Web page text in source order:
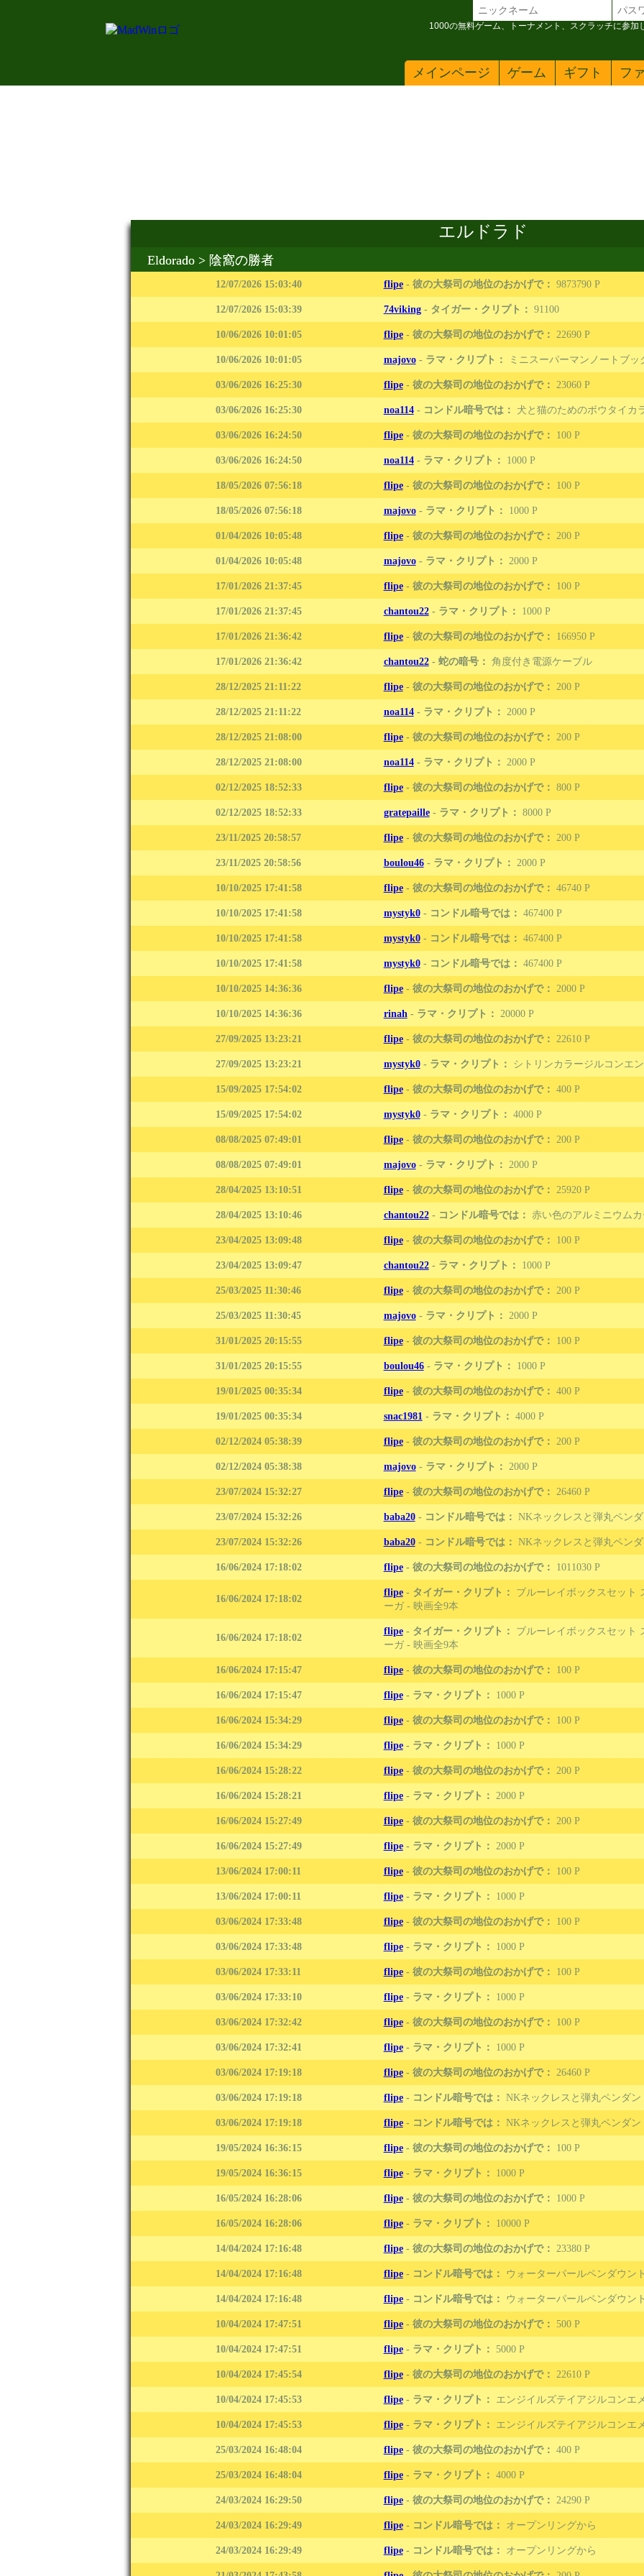
メインページ ゲーム ギフト フ
1000の無料ゲーム、トーナメント、スクラッチに参加
エルドラド
Eldorado > 陰窩の勝者
12/07/2026 15:03:40 flipe- 彼の大祭司の地位のおかげで： 9873790
12/07/2026 15:03:39 74viking- タイガー・クリプト： 91100
10/06/2026 10:01:05 flipe- 彼の大祭司の地位のおかげで： 22690
10/06/2026 10:01:05 majovo- ラマ・クリプト： ミニスーパーマンノートブッ
03/06/2026 16:25:30 flipe- 彼の大祭司の地位のおかげで： 23060
03/06/2026 16:25:30 noa114- コンドル暗号では： 犬と猫のためのボウタイカ
03/06/2026 16:24:50 flipe- 彼の大祭司の地位のおかげで： 100
03/06/2026 16:24:50 noa114- ラマ・クリプト： 1000
18/05/2026 07:56:18 flipe- 彼の大祭司の地位のおかげで： 100
18/05/2026 07:56:18 majovo- ラマ・クリプト： 1000
01/04/2026 10:05:48 flipe- 彼の大祭司の地位のおかげで： 200
01/04/2026 10:05:48 majovo- ラマ・クリプト： 2000
17/01/2026 21:37:45 flipe- 彼の大祭司の地位のおかげで： 100
17/01/2026 21:37:45 chantou22- ラマ・クリプト： 1000
17/01/2026 21:36:42 flipe- 彼の大祭司の地位のおかげで： 166950
17/01/2026 21:36:42 chantou22- 蛇の暗号： 角度付き電源ケーブル
28/12/2025 21:11:22 flipe- 彼の大祭司の地位のおかげで： 200
28/12/2025 21:11:22 noa114- ラマ・クリプト： 2000
28/12/2025 21:08:00 flipe- 彼の大祭司の地位のおかげで： 200
28/12/2025 21:08:00 noa114- ラマ・クリプト： 2000
02/12/2025 18:52:33 flipe- 彼の大祭司の地位のおかげで： 800
02/12/2025 18:52:33 gratepaille- ラマ・クリプト： 8000
23/11/2025 20:58:57 flipe- 彼の大祭司の地位のおかげで： 200
23/11/2025 20:58:56 boulou46- ラマ・クリプト： 2000
10/10/2025 17:41:58 flipe- 彼の大祭司の地位のおかげで： 46740
10/10/2025 17:41:58 mystyk0- コンドル暗号では： 467400
10/10/2025 17:41:58 mystyk0- コンドル暗号では： 467400
10/10/2025 17:41:58 mystyk0- コンドル暗号では： 467400
10/10/2025 14:36:36 flipe- 彼の大祭司の地位のおかげで： 2000
10/10/2025 14:36:36 rinah - ラマ・クリプト： 20000
27/09/2025 13:23:21 flipe- 彼の大祭司の地位のおかげで： 22610
27/09/2025 13:23:21 mystyk0- ラマ・クリプト： シトリンカラージルコンエ
15/09/2025 17:54:02 flipe- 彼の大祭司の地位のおかげで： 400
15/09/2025 17:54:02 mystyk0- ラマ・クリプト： 4000
08/08/2025 07:49:01 flipe- 彼の大祭司の地位のおかげで： 200
08/08/2025 07:49:01 majovo- ラマ・クリプト： 2000
28/04/2025 13:10:51 flipe- 彼の大祭司の地位のおかげで： 25920
28/04/2025 13:10:46 chantou22- コンドル暗号では： 赤い色のアルミニウム
23/04/2025 13:09:48 flipe- 彼の大祭司の地位のおかげで： 100
23/04/2025 13:09:47 chantou22- ラマ・クリプト： 1000
25/03/2025 11:30:46 flipe- 彼の大祭司の地位のおかげで： 200
25/03/2025 11:30:45 majovo- ラマ・クリプト： 2000
31/01/2025 20:15:55 flipe- 彼の大祭司の地位のおかげで： 100
31/01/2025 20:15:55 boulou46- ラマ・クリプト： 1000
19/01/2025 00:35:34 flipe- 彼の大祭司の地位のおかげで： 400
19/01/2025 00:35:34 snac1981 - ラマ・クリプト： 4000
02/12/2024 05:38:39 flipe- 彼の大祭司の地位のおかげで： 200
02/12/2024 05:38:38 majovo- ラマ・クリプト： 2000
23/07/2024 15:32:27 flipe- 彼の大祭司の地位のおかげで： 26460
23/07/2024 15:32:26 baba20- コンドル暗号では： NKネックレスと弾丸ペン
23/07/2024 15:32:26 baba20- コンドル暗号では： NKネックレスと弾丸ペン
16/06/2024 17:18:02 flipe- 彼の大祭司の地位のおかげで： 1011030
16/06/2024 17:18:02
flipe- タイガー・クリプト：
ブルーレイボックスセット
ーガ - 映画全9本
16/06/2024 17:18:02
flipe- タイガー・クリプト：
ブルーレイボックスセット
ーガ - 映画全9本
16/06/2024 17:15:47 flipe- 彼の大祭司の地位のおかげで： 100
16/06/2024 17:15:47 flipe- ラマ・クリプト： 1000
16/06/2024 15:34:29 flipe- 彼の大祭司の地位のおかげで： 100
16/06/2024 15:34:29 flipe- ラマ・クリプト： 1000
16/06/2024 15:28:22 flipe- 彼の大祭司の地位のおかげで： 200
16/06/2024 15:28:21 flipe- ラマ・クリプト： 2000
16/06/2024 15:27:49 flipe- 彼の大祭司の地位のおかげで： 200
16/06/2024 15:27:49 flipe- ラマ・クリプト： 2000
13/06/2024 17:00:11 flipe- 彼の大祭司の地位のおかげで： 100
13/06/2024 17:00:11 flipe- ラマ・クリプト： 1000
03/06/2024 17:33:48 flipe- 彼の大祭司の地位のおかげで： 100
03/06/2024 17:33:48 flipe- ラマ・クリプト： 1000
03/06/2024 17:33:11 flipe- 彼の大祭司の地位のおかげで： 100
03/06/2024 17:33:10 flipe- ラマ・クリプト： 1000
03/06/2024 17:32:42 flipe- 彼の大祭司の地位のおかげで： 100
03/06/2024 17:32:41 flipe- ラマ・クリプト： 1000
03/06/2024 17:19:18 flipe- 彼の大祭司の地位のおかげで： 26460
03/06/2024 17:19:18 flipe- コンドル暗号では： NKネックレスと弾丸ペンダン
03/06/2024 17:19:18 flipe- コンドル暗号では： NKネックレスと弾丸ペンダン
19/05/2024 16:36:15 flipe- 彼の大祭司の地位のおかげで： 100
19/05/2024 16:36:15 flipe- ラマ・クリプト： 1000
16/05/2024 16:28:06 flipe- 彼の大祭司の地位のおかげで： 1000
16/05/2024 16:28:06 flipe- ラマ・クリプト： 10000
14/04/2024 17:16:48 flipe- 彼の大祭司の地位のおかげで： 23380
14/04/2024 17:16:48 flipe- コンドル暗号では： ウォーターパールペンダウン
14/04/2024 17:16:48 flipe- コンドル暗号では： ウォーターパールペンダウン
10/04/2024 17:47:51 flipe- 彼の大祭司の地位のおかげで： 500
10/04/2024 17:47:51 flipe- ラマ・クリプト： 5000
10/04/2024 17:45:54 flipe- 彼の大祭司の地位のおかげで： 22610
10/04/2024 17:45:53 flipe- ラマ・クリプト： エンジイルズテイアジルコンエ
10/04/2024 17:45:53 flipe- ラマ・クリプト： エンジイルズテイアジルコンエ
25/03/2024 16:48:04 flipe- 彼の大祭司の地位のおかげで： 400
25/03/2024 16:48:04 flipe- ラマ・クリプト： 4000
24/03/2024 16:29:50 flipe- 彼の大祭司の地位のおかげで： 24290
24/03/2024 16:29:49 flipe- コンドル暗号では： オープンリングから
24/03/2024 16:29:49 flipe- コンドル暗号では： オープンリングから